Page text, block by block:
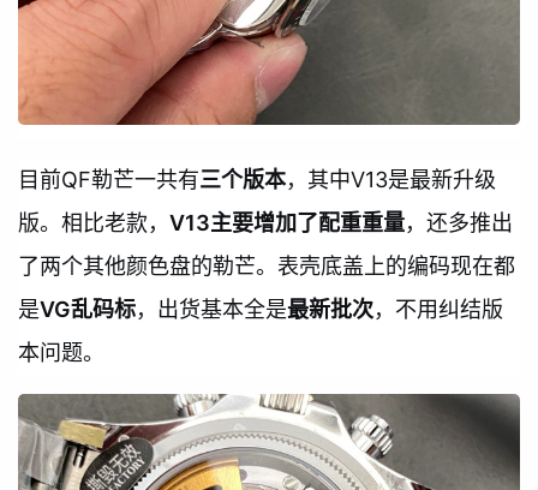
目前QF勒芒一共有三个版本，其中V13是最新升级
版。相比老款， V13主要增加了配重重量，还多推出
了两个其他颜色盘的勒芒。表壳底盖上的编码现在都
是VG乱码标，出货基本全是最新批次，不用纠结版
本问题。